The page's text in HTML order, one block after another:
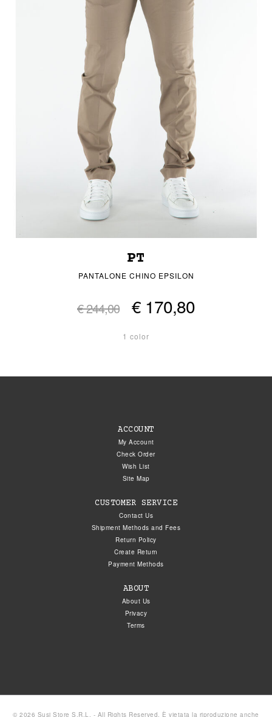
PT
PANTALONE CHINO EPSILON
€ 244,00 € 170,80
1 color
ACCOUNT
My Account
Check Order
Wish List
Site Map
CUSTOMER SERVICE
Contact Us
Shipment Methods and Fees
Return Policy
Create Return
Payment Methods
ABOUT
About Us
Privacy
Terms
© 2026 Susi Store S.R.L. - All Rights Reserved. È vietata la riproduzione anche